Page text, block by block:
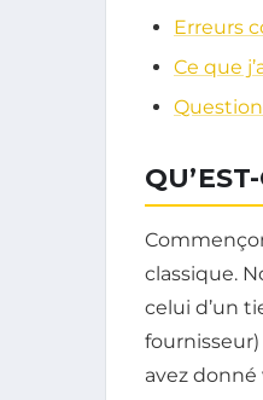
Erreurs
Ce que
classique.
celui d’un
avez donné